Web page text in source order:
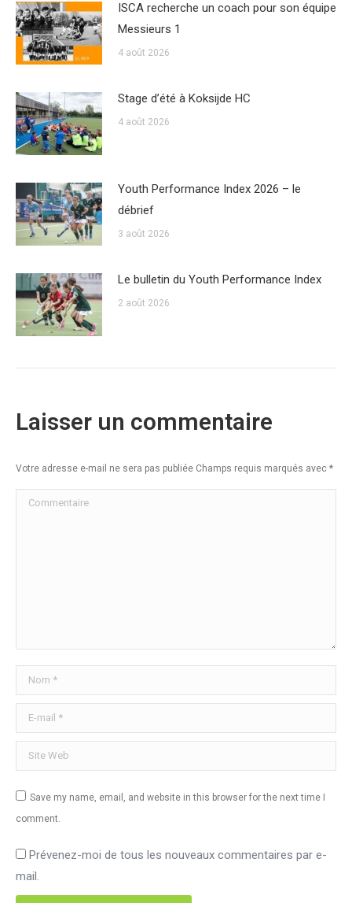
ISCA recherche un coach pour son équipe
Messieurs 1
4 août 2026
Stage d’été à Koksijde HC
4 août 2026
Youth Performance Index 2026 – le
débrief
3 août 2026
Le bulletin du Youth Performance Index
2 août 2026
Laisser un commentaire
Votre adresse e-mail ne sera pas publiée Champs requis marqués avec *
Commentaire
Nom *
E-mail *
Site Web
Save my name, email, and website in this browser for the next time I
comment.
Prévenez-moi de tous les nouveaux commentaires par e-
mail.